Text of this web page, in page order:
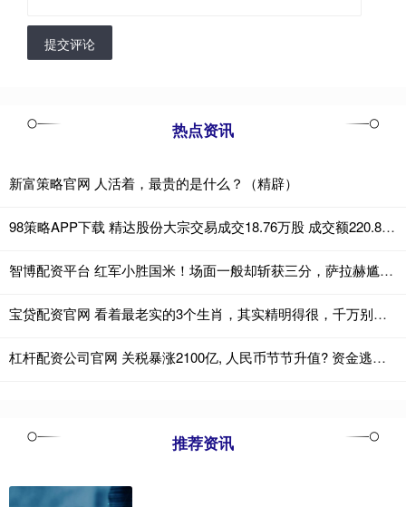
提交评论
热点资讯
新富策略官网 人活着，最贵的是什么？（精辟）
98策略APP下载 精达股份大宗交易成交18.76万股 成交额220.81万元
智博配资平台 红军小胜国米！场面一般却斩获三分，萨拉赫尴尬落败斯洛特压阵称雄
宝贷配资官网 看着最老实的3个生肖，其实精明得很，千万别被骗了
杠杆配资公司官网 关税暴涨2100亿, 人民币节节升值? 资金逃离美国, 中国成唯一选择
推荐资讯